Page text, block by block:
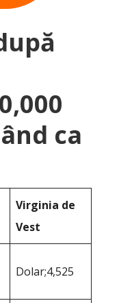
ca
Virginia de
Vest
Dolar;4,525